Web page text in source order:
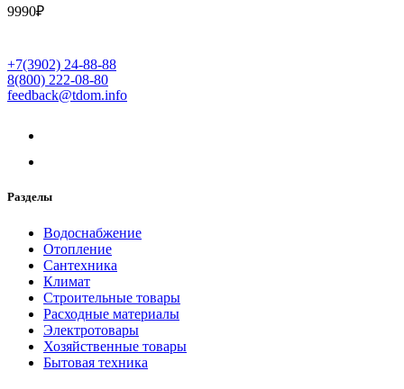
9990₽
+7(3902) 24-88-88
8(800) 222-08-80
feedback@tdom.info
Разделы
Водоснабжение
Отопление
Сантехника
Климат
Строительные товары
Расходные материалы
Электротовары
Хозяйственные товары
Бытовая техника